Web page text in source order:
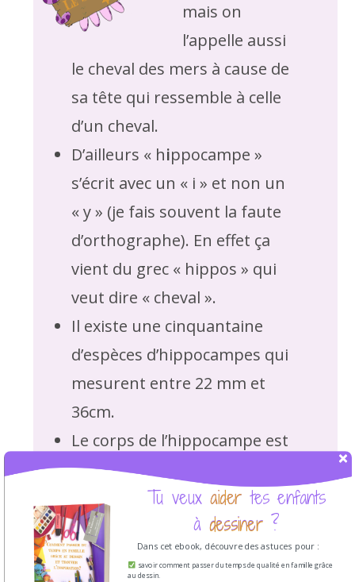
mais on
l’appelle aussi
le cheval des mers à cause de
sa tête qui ressemble à celle
d’un cheval.
D’ailleurs « hippocampe »
s’écrit avec un « i » et non un
« y » (je fais souvent la faute
d’orthographe). En effet ça
vient du grec « hippos » qui
veut dire « cheval ».
Il existe une cinquantaine
d’espèces d’hippocampes qui
mesurent entre 22 mm et
36cm.
Le corps de l’hippocampe est
une sorte de cuirasse formée
par des anneaux osseux
rigides.
L’hippocampe a une longue
Tu veux aider tes enfants
à dessiner ?
aider
dessiner
Dans cet ebook, découvre des astuces pour :
savoir comment passer du temps de qualité en famille grâce
au dessin.